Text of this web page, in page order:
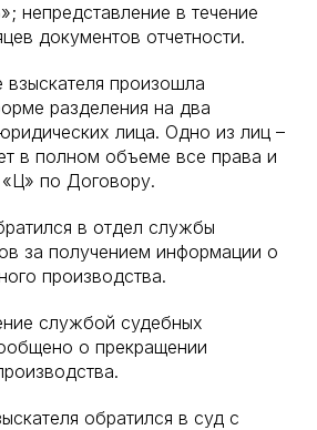
непредставление в течение
документов отчетности.
произошла
разделения на два
лица. Одно из лиц –
в полном объеме все права и
по Договору.
в отдел службы
за получением информации о
производства.
службой судебных
о прекращении
обратился в суд с